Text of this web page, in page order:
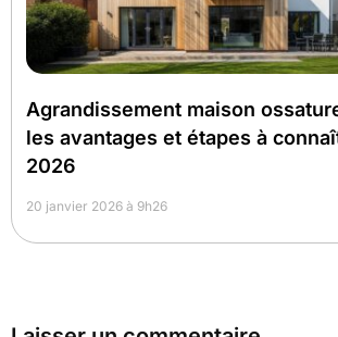
Agrandissement maison
les avantages et étapes à
2026
20 janvier 2026 à 9h26